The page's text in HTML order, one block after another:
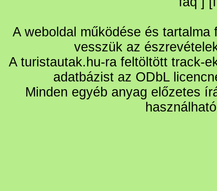
A weboldal működése és
vesszük az
A turistautak.hu-ra feltöltött track-
adatbázist az ODbL
Minden egyéb anyag előzetes